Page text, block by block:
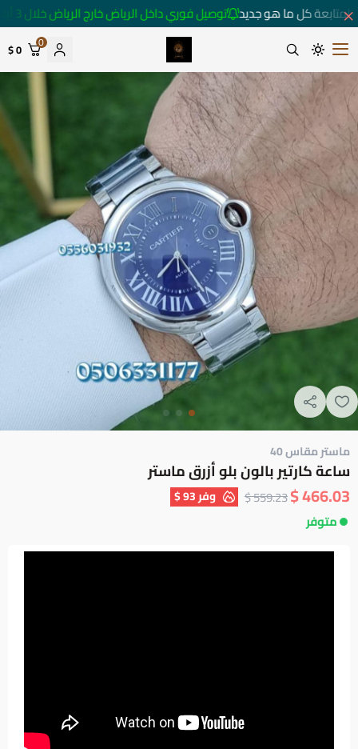
كل ما هو جديد توصيل فوري داخل الرياض خارج الرياض خلال 3 أيام 🚚
متجر ساعات رومانس
0
0 $
ماستر مقاس 40
ساعة كارتير بالون بلو أزرق ماستر
466.03 $
559.23 $ وفر93 $
متوفر